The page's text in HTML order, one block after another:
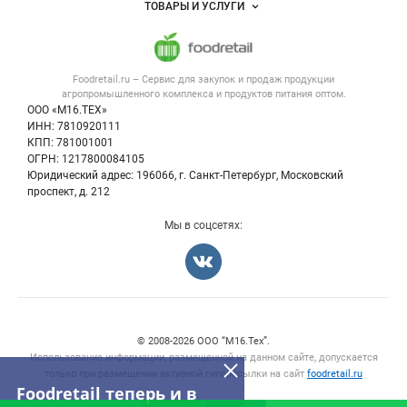
Foodretail теперь и в
Foodretail.ru – Сервис для закупок и продаж продукции
агропромышленного комплекса и продуктов питания оптом.
ООО «М16.ТЕХ»
ИНН: 7810920111
КПП: 781001001
ОГРН: 1217800084105
Юридический адрес: 196066, г. Санкт-Петербург, Московский
проспект, д. 212
Размещение рекламы
Публичная оферта
Контактная информация
Политика обработки персональных данных
Новости рынка
Вакансии
ТОВАРЫ И УСЛУГИ
Напитки, соки, вода
Услуги
Оборудование для пищепрома
Информация о компаниях
Мы в соцсетях:
© 2008‑2026 ООО “М16.Тех”.
Использование информации, размещенной на данном сайте, допускается
только при размещении активной гиперссылки на сайт foodretail.ru